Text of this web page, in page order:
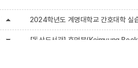
2024학년도 계명대학교 간호대학 실
[동산도서관] 휴먼북(Keimyung